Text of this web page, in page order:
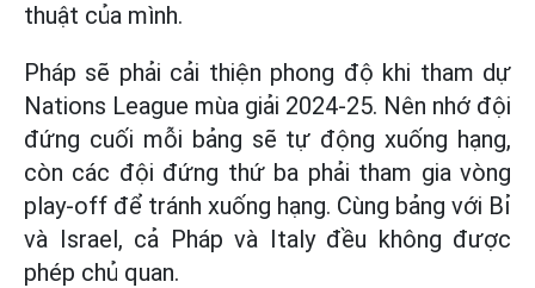
thuật của mình.
Pháp sẽ phải cải thiện phong độ khi tham dự
Nations League mùa giải 2024-25. Nên nhớ đội
đứng cuối mỗi bảng sẽ tự động xuống hạng,
còn các đội đứng thứ ba phải tham gia vòng
play-off để tránh xuống hạng. Cùng bảng với Bỉ
và Israel, cả Pháp và Italy đều không được
phép chủ quan.